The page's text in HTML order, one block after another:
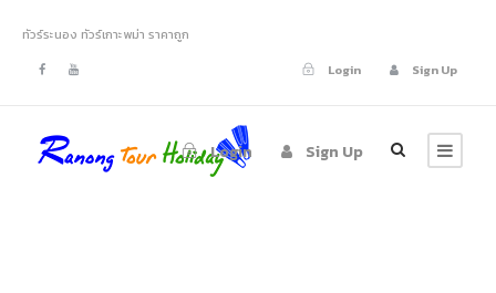
ทัวร์ระนอง ทัวร์เกาะพม่า ราคาถูก
Login
Sign Up
Login Sign Up